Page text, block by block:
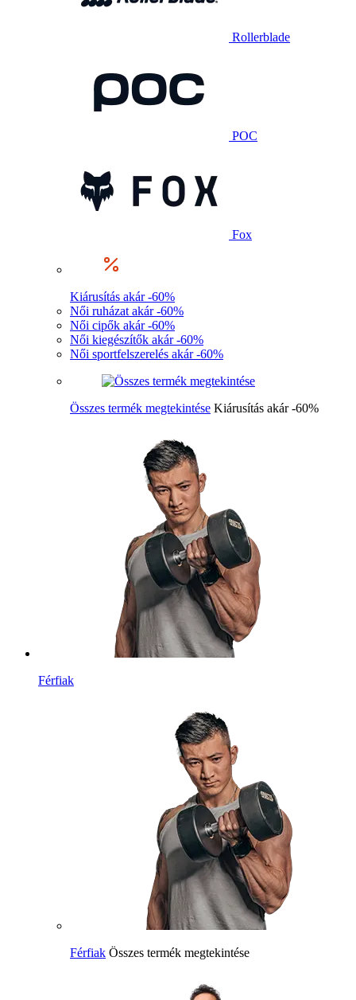
Rollerblade
POC
Fox
Kiárusítás akár -60%
Női ruházat akár -60%
Női cipők akár -60%
Női kiegészítők akár -60%
Női sportfelszerelés akár -60%
Összes termék megtekintése Kiárusítás akár -60%
Férfiak
Férfiak Összes termék megtekintése